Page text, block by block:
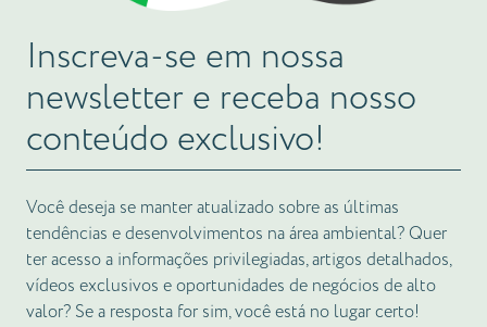
Inscreva-se em nossa
newsletter e receba nosso
conteúdo exclusivo!
Você deseja se manter atualizado sobre as últimas
tendências e desenvolvimentos na área ambiental? Quer
ter acesso a informações privilegiadas, artigos detalhados,
vídeos exclusivos e oportunidades de negócios de alto
valor? Se a resposta for sim, você está no lugar certo!